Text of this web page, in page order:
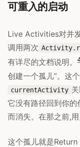
可重入的启动
Live Activities对并
调用两次
有详尽的文档说明。
创建一个孤儿”。这
currentActivity
它没有路径回到你
而消失。在那之前,
这个孤儿就是